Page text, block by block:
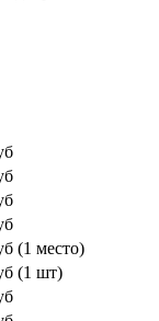
(1 место)
(1 шт)